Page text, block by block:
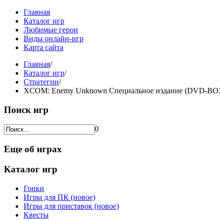
Главная
Каталог игр
Любимые герои
Виды онлайн-игр
Карта сайта
Главная/
Каталог игр/
Стратегии/
XCOM: Enemy Unknown Специальное издание (DVD-
Поиск игр
0
Еще об играх
Каталог игр
Гонки
Игры для ПК (новое)
Игры для приставок (новое)
Квесты